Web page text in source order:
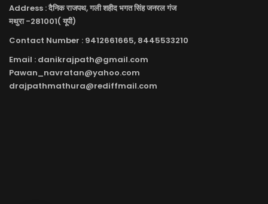
Address : दैनिक राजपथ, गली शहीद भगत सिंह जनरल गंज
मथुरा -281001( यूपी)
Contact Number : 9412661665, 8445533210
Email : danikrajpath@gmail.com
Pawan_navratan@yahoo.com
drajpathmathura@rediffmail.com